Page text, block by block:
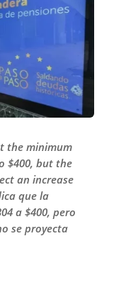
the minimum
$400, but the
an increase
que la
a $400, pero
se proyecta